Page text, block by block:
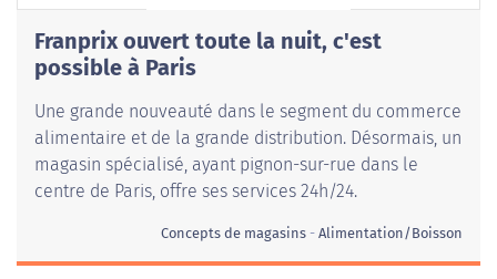
Franprix ouvert toute la nuit, c'est
possible à Paris
Une grande nouveauté dans le segment du commerce
alimentaire et de la grande distribution. Désormais, un
magasin spécialisé, ayant pignon-sur-rue dans le
centre de Paris, offre ses services 24h/24.
Concepts de magasins Alimentation/Boisson